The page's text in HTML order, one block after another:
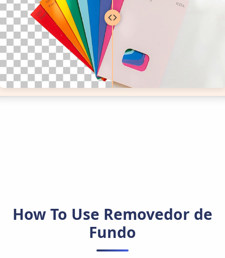
How To Use Removedor de
Fundo